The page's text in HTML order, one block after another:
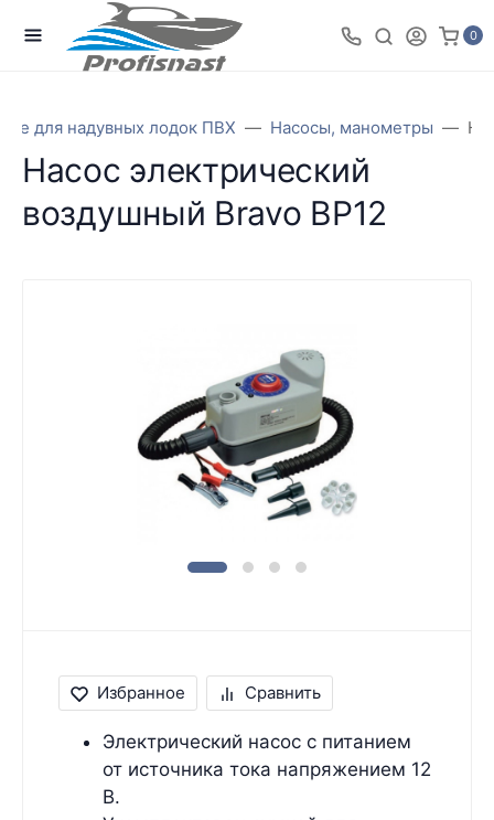
0
для надувных лодок ПВХ Насосы, манометры
Насос электрический
воздушный Bravo BP12
Избранное Сравнить
Электрический насос с питанием
от источника тока напряжением 12
В.